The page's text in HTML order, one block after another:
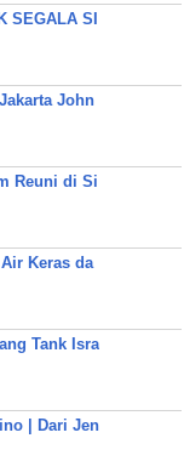
SEGALA SI
John
Reuni di Si
Keras da
Tank Isra
| Dari Jen